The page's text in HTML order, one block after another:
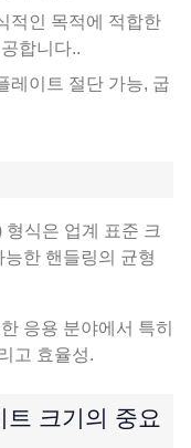
적인 목적에 적합한
합니다..
레이트 절단 가능, 굽
식은 업계 표준 크
한 핸들링의 균형
응용 분야에서 특히
고 효율성.
크기의 중요